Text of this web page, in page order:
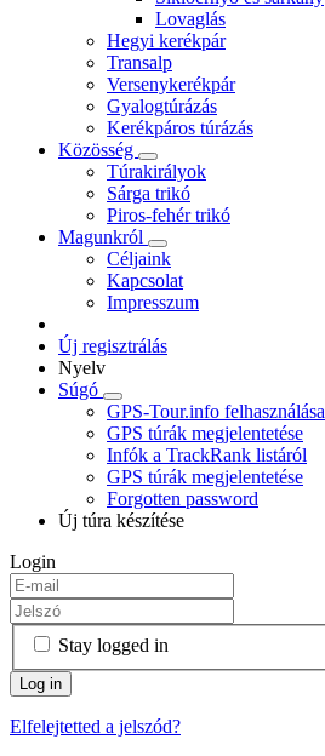
Lovaglás
Hegyi kerékpár
Transalp
Versenykerékpár
Gyalogtúrázás
Kerékpáros túrázás
Közösség
Túrakirályok
Sárga trikó
Piros-fehér trikó
Magunkról
Céljaink
Kapcsolat
Impresszum
Új regisztrálás
Nyelv
Súgó
GPS-Tour.info felhasználása
GPS túrák megjelentetése
Infók a TrackRank listáról
GPS túrák megjelentetése
Forgotten password
Új túra készítése
Login
Stay logged in
Elfelejtetted a jelszód?